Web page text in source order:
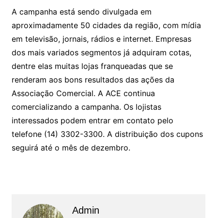
A campanha está sendo divulgada em
aproximadamente 50 cidades da região, com mídia
em televisão, jornais, rádios e internet. Empresas
dos mais variados segmentos já adquiram cotas,
dentre elas muitas lojas franqueadas que se
renderam aos bons resultados das ações da
Associação Comercial. A ACE continua
comercializando a campanha. Os lojistas
interessados podem entrar em contato pelo
telefone (14) 3302-3300. A distribuição dos cupons
seguirá até o mês de dezembro.
Admin